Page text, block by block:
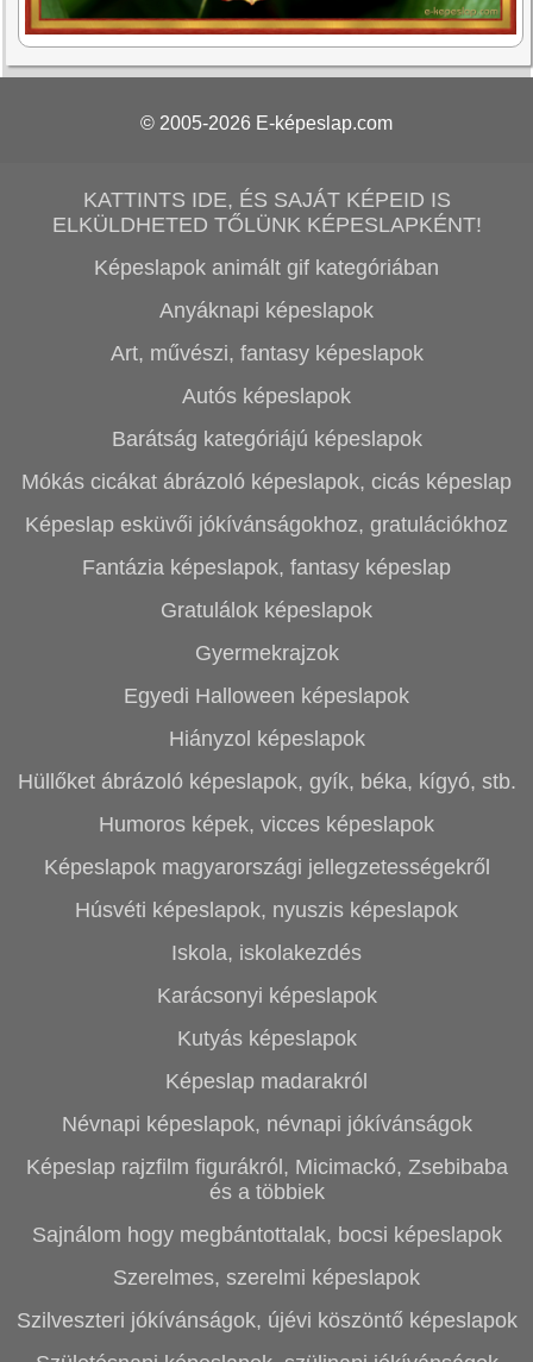
© 2005-2026 E-képeslap.com
KATTINTS IDE, ÉS SAJÁT KÉPEID IS
ELKÜLDHETED TŐLÜNK KÉPESLAPKÉNT!
Képeslapok animált gif kategóriában
Anyáknapi képeslapok
Art, művészi, fantasy képeslapok
Autós képeslapok
Barátság kategóriájú képeslapok
Mókás cicákat ábrázoló képeslapok, cicás képeslap
Képeslap esküvői jókívánságokhoz, gratulációkhoz
Fantázia képeslapok, fantasy képeslap
Gratulálok képeslapok
Gyermekrajzok
Egyedi Halloween képeslapok
Hiányzol képeslapok
Hüllőket ábrázoló képeslapok, gyík, béka, kígyó, stb.
Humoros képek, vicces képeslapok
Képeslapok magyarországi jellegzetességekről
Húsvéti képeslapok, nyuszis képeslapok
Iskola, iskolakezdés
Karácsonyi képeslapok
Kutyás képeslapok
Képeslap madarakról
Névnapi képeslapok, névnapi jókívánságok
Képeslap rajzfilm figurákról, Micimackó, Zsebibaba
és a többiek
Sajnálom hogy megbántottalak, bocsi képeslapok
Szerelmes, szerelmi képeslapok
Szilveszteri jókívánságok, újévi köszöntő képeslapok